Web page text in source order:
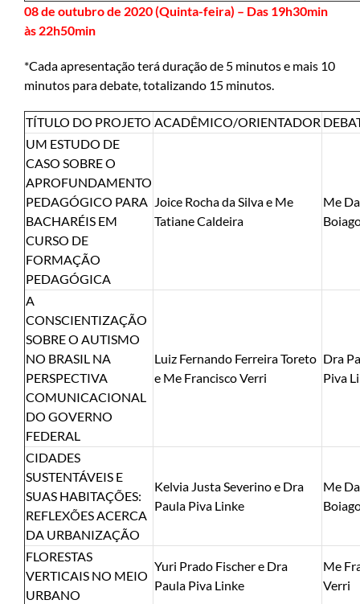
08 de outubro de 2020 (Quinta-feira) – Das 19h30min
às 22h50min
*Cada apresentação terá duração de 5 minutos e mais 10
minutos para debate, totalizando 15 minutos.
TÍTULO DO PROJETO ACADÊMICO/ORIENTADOR
UM ESTUDO DE
CASO SOBRE O
APROFUNDAMENTO
PEDAGÓGICO PARA
BACHARÉIS EM
CURSO DE
FORMAÇÃO
PEDAGÓGICA
Joice Rocha da Silva e Me
Tatiane Caldeira
Me
A
CONSCIENTIZAÇÃO
SOBRE O AUTISMO
NO BRASIL NA
PERSPECTIVA
COMUNICACIONAL
DO GOVERNO
FEDERAL
Luiz Fernando Ferreira Toreto
e Me Francisco Verri
Dra
Piva
CIDADES
SUSTENTÁVEIS E
SUAS HABITAÇÕES:
REFLEXÕES ACERCA
DA URBANIZAÇÃO
Kelvia Justa Severino e Dra
Paula Piva Linke
Me
FLORESTAS
VERTICAIS NO MEIO
URBANO
Yuri Prado Fischer e Dra
Paula Piva Linke
Me
Verri